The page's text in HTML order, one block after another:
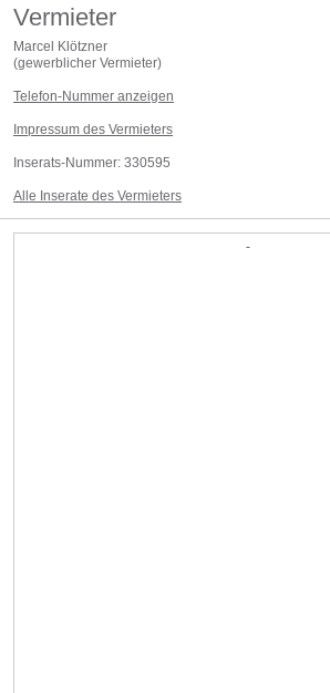
Vermieter
Marcel Klötzner
(gewerblicher Vermieter)
Telefon-Nummer anzeigen
Impressum des Vermieters
Inserats-Nummer: 330595
Alle Inserate des Vermieters